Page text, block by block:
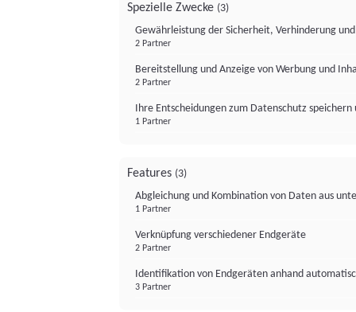
Spezielle Zwecke (3)
Gewährleistung der Sicherheit, Verhinderung
2 Partner
Bereitstellung und Anzeige von Werbung und
2 Partner
Ihre Entscheidungen zum Datenschutz
1 Partner
Features (3)
Abgleichung und Kombination von Daten aus
1 Partner
Verknüpfung verschiedener Endgeräte
2 Partner
Identifikation von Endgeräten anhand
3 Partner